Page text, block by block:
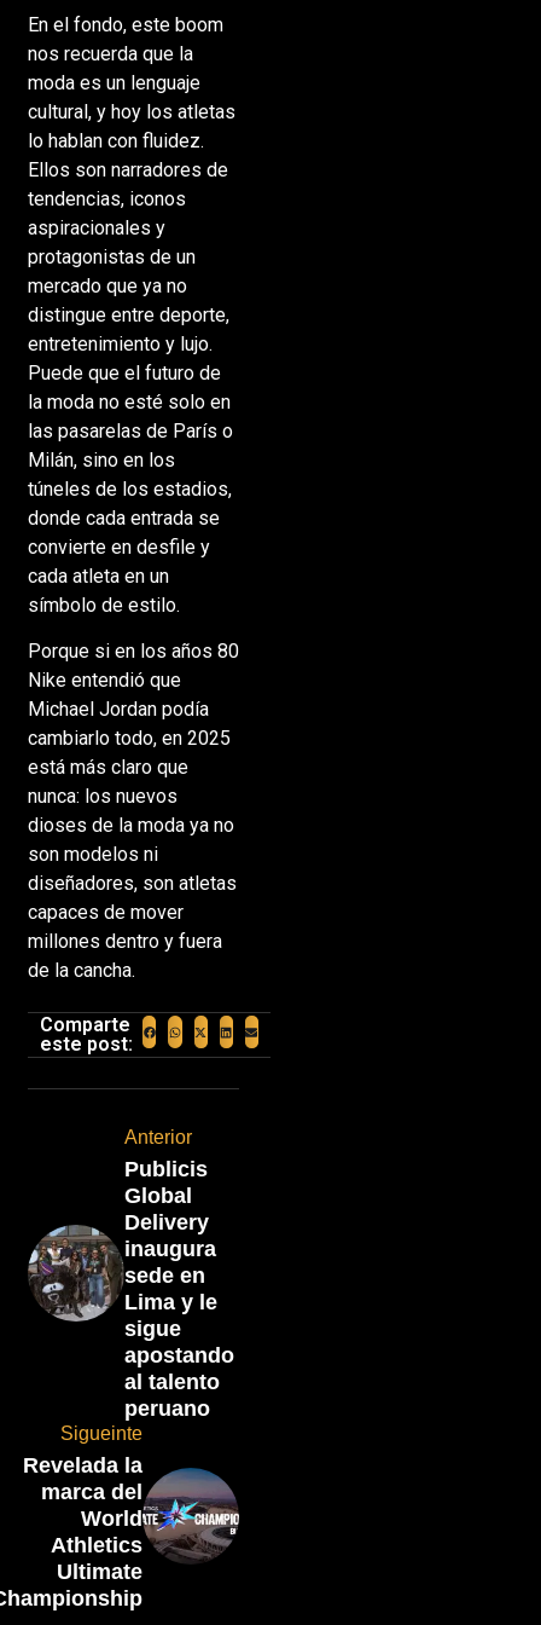
En el fondo, este boom
nos recuerda que la
moda es un lenguaje
cultural, y hoy los atletas
lo hablan con fluidez.
Ellos son narradores de
tendencias, iconos
aspiracionales y
protagonistas de un
mercado que ya no
distingue entre deporte,
entretenimiento y lujo.
Puede que el futuro de
la moda no esté solo en
las pasarelas de París o
Milán, sino en los
túneles de los estadios,
donde cada entrada se
convierte en desfile y
cada atleta en un
símbolo de estilo.
Porque si en los años 80
Nike entendió que
Michael Jordan podía
cambiarlo todo, en 2025
está más claro que
nunca: los nuevos
dioses de la moda ya no
son modelos ni
diseñadores, son atletas
capaces de mover
millones dentro y fuera
de la cancha.
Comparte
este post:
Anterior
Publicis
Global
Delivery
inaugura
sede en
Lima y le
sigue
apostando
al talento
peruano
Sigueinte
Revelada la
marca del
World
Athletics
Ultimate